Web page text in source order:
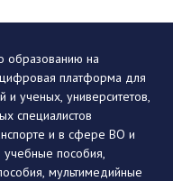
образованию на
платформа для
и ученых, университетов,
специалистов
и в сфере ВО и
пособия,
мультимедийные